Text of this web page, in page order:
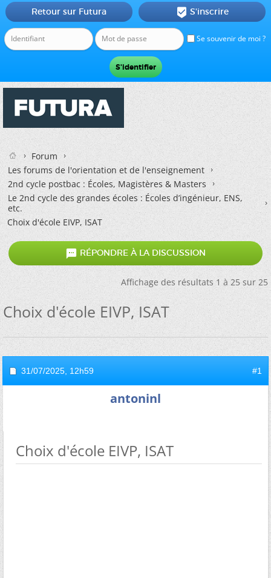
Se souvenir de moi ?
Retour sur Futura  S'inscrire
Forum
Les forums de l'orientation et de l'enseignement
2nd cycle postbac : Écoles, Magistères & Masters
Le 2nd cycle des grandes écoles : Écoles d’ingénieur, ENS,
etc.
Choix d'école EIVP, ISAT
 RÉPONDRE À LA DISCUSSION
Affichage des résultats 1 à 25 sur 25
Choix d'école EIVP, ISAT
31/07/2025, 12h59 #1
antoninl
Choix d'école EIVP, ISAT